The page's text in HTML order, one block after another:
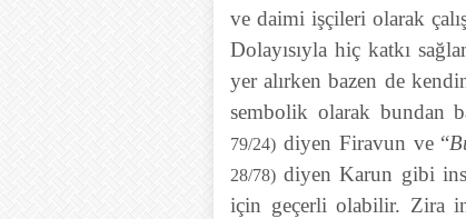
ve daimi işçileri olarak
Dolayısıyla hiç katkı
yer alırken bazen de
sembolik olarak bundan
79/24) diyen Firavun ve “
28/78) diyen Karun gibi
için geçerli olabilir. Zira